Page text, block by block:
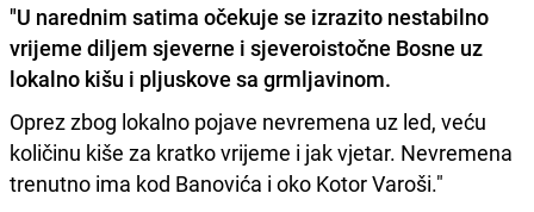
"U narednim satima očekuje se izrazito nestabilno
vrijeme diljem sjeverne i sjeveroistočne Bosne uz
lokalno kišu i pljuskove sa grmljavinom.
Oprez zbog lokalno pojave nevremena uz led, veću
količinu kiše za kratko vrijeme i jak vjetar. Nevremena
trenutno ima kod Banovića i oko Kotor Varoši."